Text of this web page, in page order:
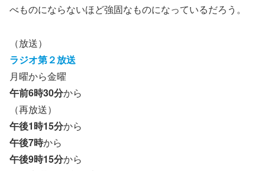
べものにならないほど強固なものになっているだろう。
（放送）
ラジオ第２放送
月曜から金曜
午前6時30分から
（再放送）
午後1時15分から
午後7時から
午後9時15分から